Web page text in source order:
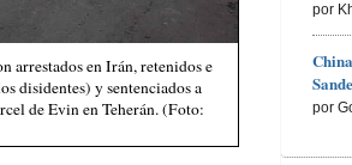
arrestados en Irán, retenidos e
disidentes) y sentenciados a
de Evin en Teherán. (Foto:
por
por